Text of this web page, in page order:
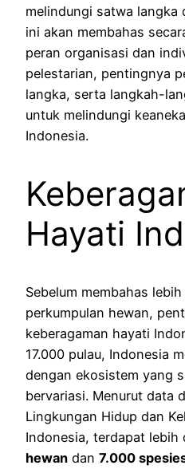
melindungi satwa langka
ini akan membahas
peran organisasi dan
pelestarian, pentingnya
langka, serta langkah-
untuk melindungi
Indonesia.
Hayati
Sebelum membahas
perkumpulan hewan,
keberagaman hayati
17.000 pulau, Indonesia
dengan ekosistem yang
bervariasi. Menurut data
Lingkungan Hidup dan
Indonesia, terdapat lebih
hewan dan 7.000